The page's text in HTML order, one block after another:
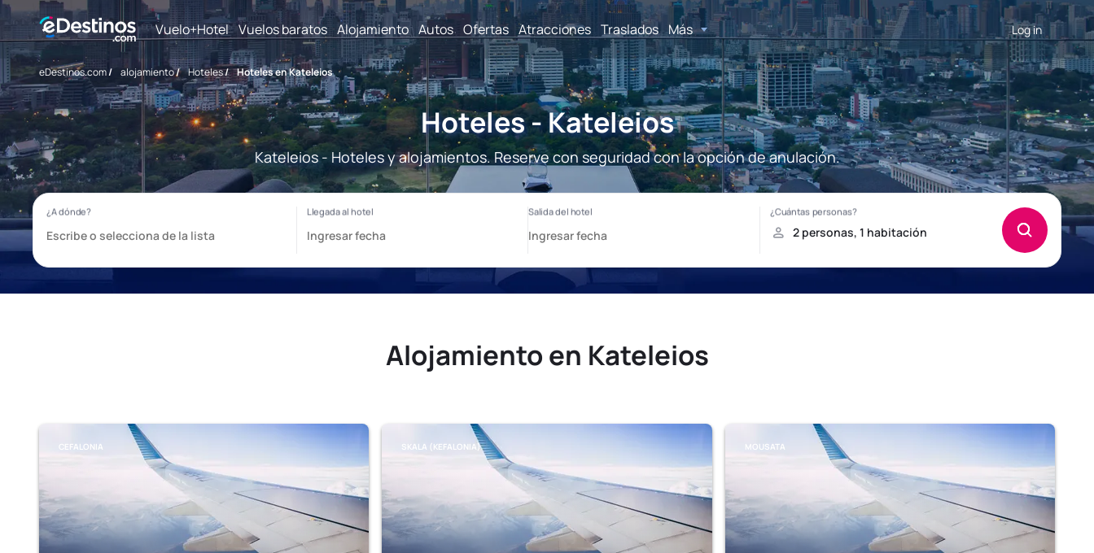
Vuelo+Hotel Vuelos baratos Alojamiento Autos Ofertas Atracciones Traslados Más Log in
eDestinos.com/ alojamiento/ Hoteles/ Hoteles en Kateleios
Hoteles - Kateleios
Kateleios - Hoteles y alojamientos. Reserve con seguridad con la opción de anulación.
Alojamiento en Kateleios
CEFALONIA SKALA (KEFALONIA) MOUSATA